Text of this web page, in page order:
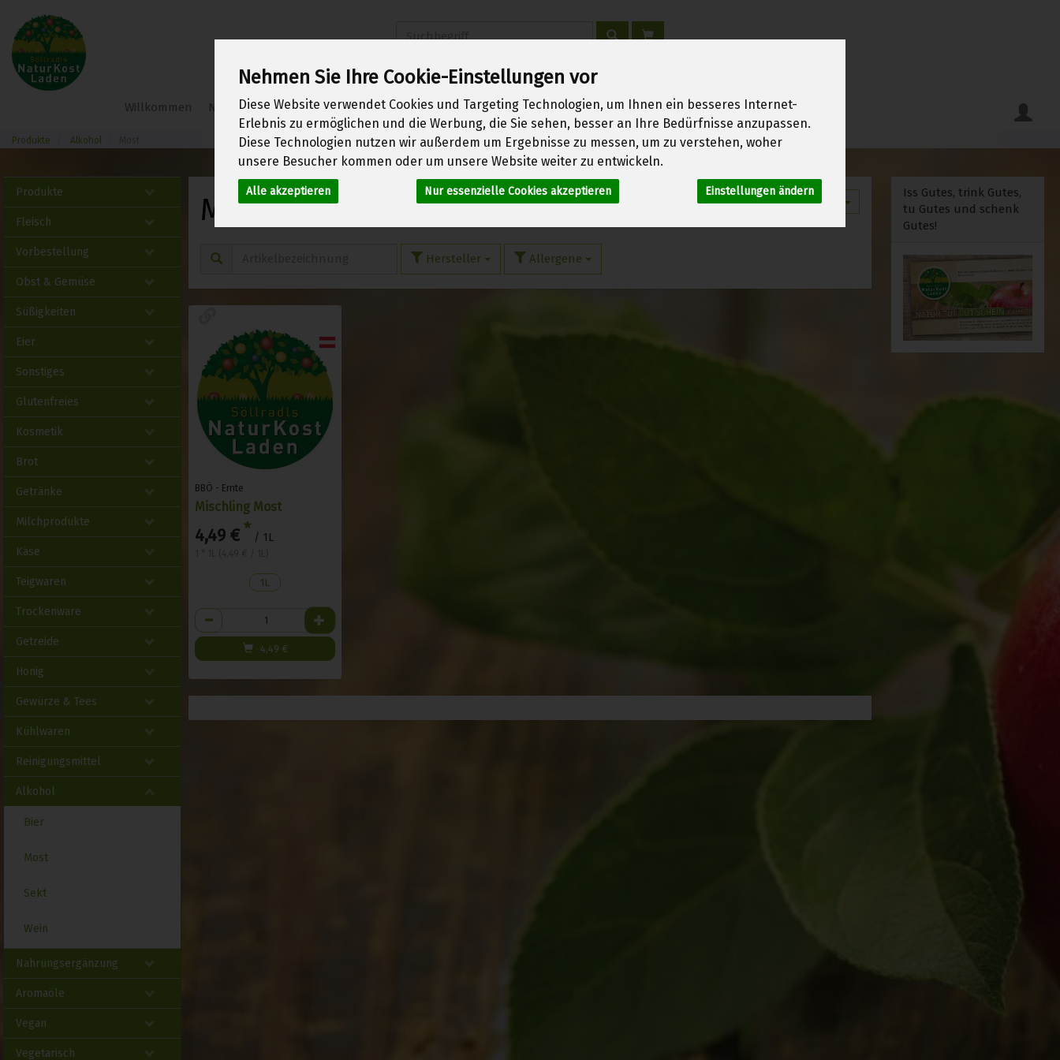
Nehmen Sie Ihre Cookie-Einstellungen vor
Diese Website verwendet Cookies und Targeting Technologien, um Ihnen ein besseres Internet-
Erlebnis zu ermöglichen und die Werbung, die Sie sehen, besser an Ihre Bedürfnisse anzupassen.
Diese Technologien nutzen wir außerdem um Ergebnisse zu messen, um zu verstehen, woher
unsere Besucher kommen oder um unsere Website weiter zu entwickeln.
Alle akzeptieren Nur essenzielle Cookies akzeptieren Einstellungen ändern
Webshop
Willkommen Neu im Shop Frühlingserwachen Über uns Kontakt Warenkorb Login
Produkte Alkohol
Produkte
Fleisch
Vorbestellung
Obst & Gemüse
Süßigkeiten
Eier
Sonstiges
Glutenfreies
Kosmetik
Brot
Getränke
Milchprodukte
Käse
Teigwaren
Trockenware
Getreide
Honig
Gewürze & Tees
Kühlwaren
Reinigungsmittel
Alkohol
Bier
Most
Sekt
Wein
Nahrungsergänzung
Aromaöle
Vegan
Vegetarisch
Most
Hersteller Allergene
BBÖ - Ernte
Mischling Most
4,49 € * / 1L
1L
Anzahl
4,49 €
Iss Gutes, trink Gutes,
tu Gutes und schenk
Gutes!